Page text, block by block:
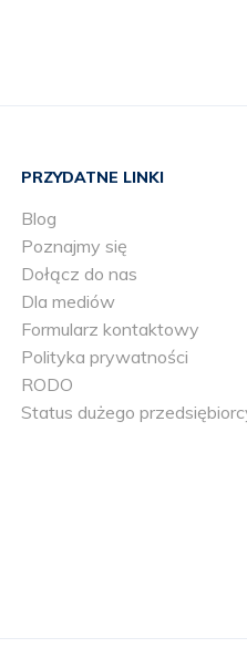
PRZYDATNE LINKI
Blog
Poznajmy się
Dołącz do nas
Dla mediów
Formularz kontaktowy
Polityka prywatności
RODO
Status dużego